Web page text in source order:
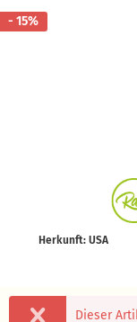
- 15%
Herkunft: USA
Dieser